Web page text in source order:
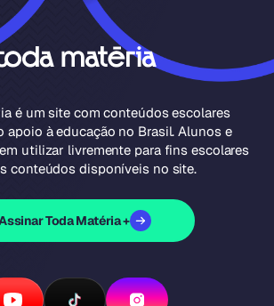
é um site com conteúdos escolares
apoio à educação no Brasil. Alunos e
utilizar livremente para fins escolares
conteúdos disponíveis no site.
Toda Matéria +